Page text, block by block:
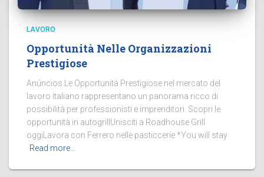
LAVORO
Opportunità Nelle Organizzazioni
Prestigiose
Anúncios Le Opportunità Prestigiose nel mercato del
lavoro italiano rappresentano un panorama ricco di
possibilità per professionisti e imprenditori. Scopri le
opportunità in autogrillUnisciti a Roadhouse Grill
oggiLavora con Ferrero nelle pasticcerie *You will stay
Read more…